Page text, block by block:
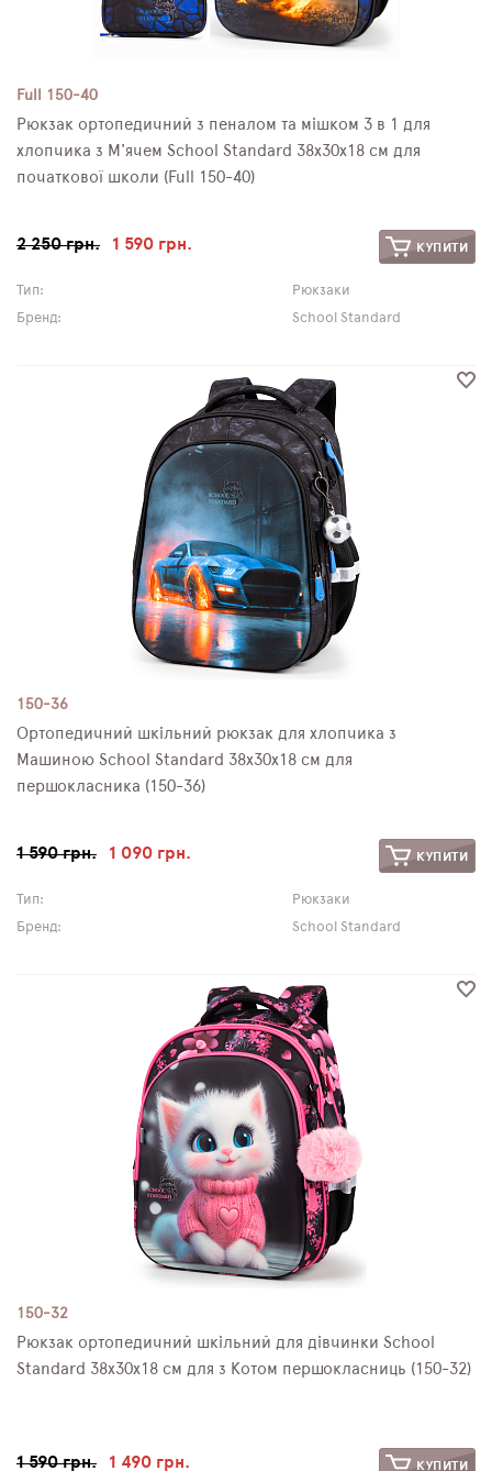
Full 150-40
Рюкзак ортопедичний з пеналом та мішком 3 в 1 для
хлопчика з М'ячем School Standard 38х30х18 см для
початкової школи (Full 150-40)
2 250 грн. 1 590 грн. КУПИТИ
Тип:
Рюкзаки
Бренд:
School Standard
150-36
Ортопедичний шкільний рюкзак для хлопчика з
Машиною School Standard 38х30х18 см для
першокласника (150-36)
1 590 грн. 1 090 грн. КУПИТИ
Тип:
Рюкзаки
Бренд:
School Standard
150-32
Рюкзак ортопедичний шкільний для дівчинки School
Standard 38х30х18 см для з Котом першокласниць (150-32)
1 590 грн. 1 490 грн. КУПИТИ